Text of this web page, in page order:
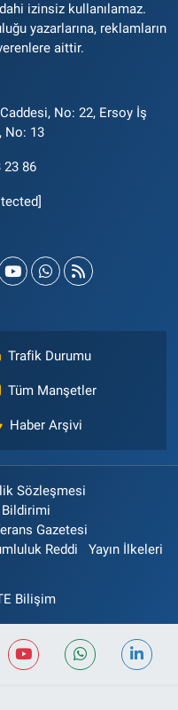
izinsiz kullanılamaz.
yazarlarına, reklamların
aittir.
No: 22, Ersoy İş
No: 13
23 86
Trafik Durumu
Tüm Manşetler
Haber Arşivi
Sözleşmesi
Bildirimi
Gazetesi
Reddi Yayın İlkeleri
Bilişim